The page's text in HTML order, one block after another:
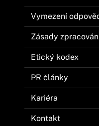
Vymezení
Zásady
Etický kodex
PR články
Kariéra
Kontakt